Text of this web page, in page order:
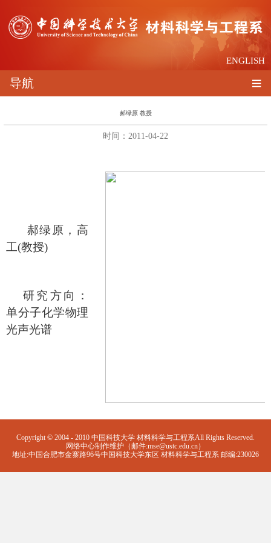
ENGLISH
导航
郝绿原 教授
时间：2011-04-22
郝绿原，高
工(教授)
研究方向：
单分子化学物理
光声光谱
Copyright © 2004 - 2010 中国科技大学 材料科学与工程系All Rights Reserved.
网络中心制作维护（邮件:mse@ustc.edu.cn）
地址:中国合肥市金寨路96号中国科技大学东区 材料科学与工程系 邮编:230026